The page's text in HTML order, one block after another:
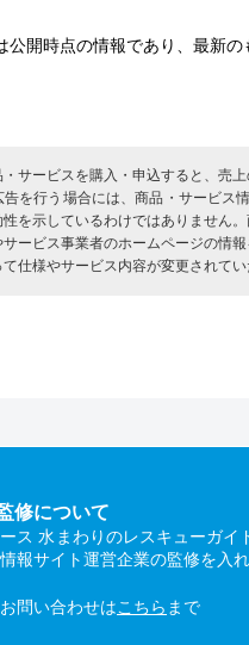
開時点の情報であり、最新の
サービスを購入・申込すると、売
告を行う場合には、商品・サービ
を示しているわけではありません
ービス事業者のホームページの情
仕様やサービス内容が変更されて
修について
ス 水まわりのレスキューガイ
報サイト運営企業の監修を入れ
問い合わせはこちら まで